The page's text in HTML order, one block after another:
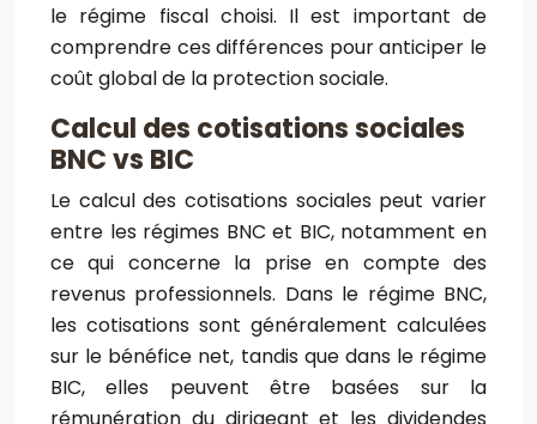
le régime fiscal choisi. Il est important de
comprendre ces différences pour anticiper le
coût global de la protection sociale.
Calcul des cotisations sociales
BNC vs BIC
Le calcul des cotisations sociales peut varier
entre les régimes BNC et BIC, notamment en
ce qui concerne la prise en compte des
revenus professionnels. Dans le régime BNC,
les cotisations sont généralement calculées
sur le bénéfice net, tandis que dans le régime
BIC, elles peuvent être basées sur la